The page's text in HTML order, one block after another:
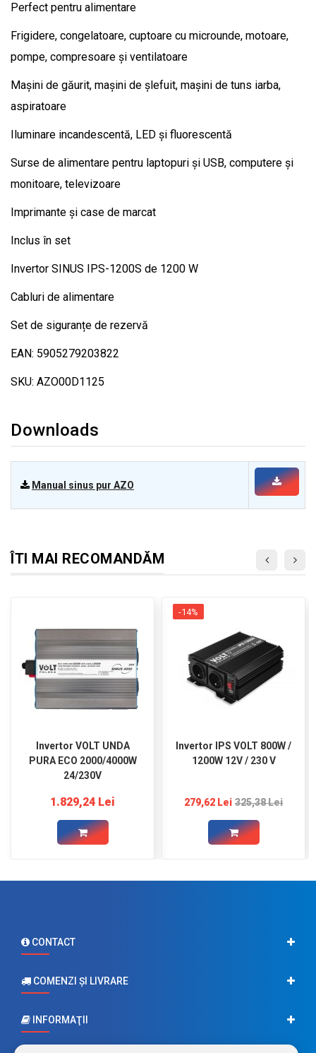
Perfect pentru alimentare
Frigidere, congelatoare, cuptoare cu microunde, motoare,
pompe, compresoare și ventilatoare
Mașini de găurit, mașini de șlefuit, mașini de tuns iarba,
aspiratoare
Iluminare incandescentă, LED și fluorescentă
Surse de alimentare pentru laptopuri și USB, computere și
monitoare, televizoare
Imprimante și case de marcat
Inclus în set
Invertor SINUS IPS-1200S de 1200 W
Cabluri de alimentare
Set de siguranțe de rezervă
EAN: 5905279203822
SKU: AZO00D1125
Downloads
Manual sinus pur AZO
ÎTI MAI RECOMANDĂM
Invertor VOLT UNDA
PURA ECO 2000/4000W
24/230V
1.829,24 Lei
Invertor IPS VOLT 800W /
1200W 12V / 230 V
279,62 Lei 325,38 Lei
-14%
CONTACT
COMENZI ŞI LIVRARE
INFORMAŢII